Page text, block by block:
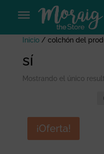
Inicio/ colchón del
sí
Mostrando el único
¡Oferta!